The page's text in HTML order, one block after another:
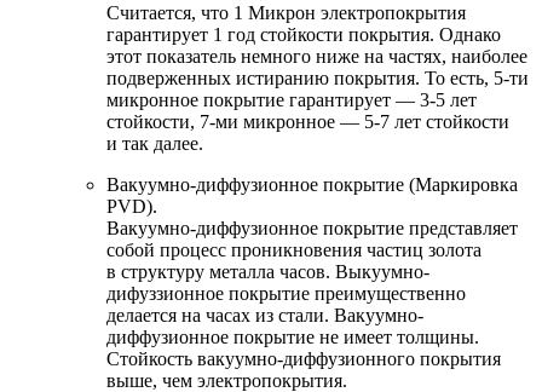
Считается, что 1 Микрон электропокрытия
гарантирует 1 год стойкости покрытия. Однако
этот показатель немного ниже на частях, наиболее
подверженных истиранию покрытия. То есть, 5-ти
микронное покрытие гарантирует — 3-5 лет
стойкости, 7-ми микронное — 5-7 лет стойкости
и так далее.
Вакуумно-диффузионное покрытие (Маркировка
PVD).
Вакуумно-диффузионное покрытие представляет
собой процесс проникновения частиц золота
в структуру металла часов. Выкуумно-
дифуззионное покрытие преимущественно
делается на часах из стали. Вакуумно-
диффузионное покрытие не имеет толщины.
Стойкость вакуумно-диффузионного покрытия
выше, чем электропокрытия.